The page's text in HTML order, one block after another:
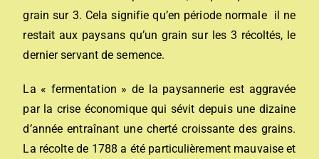
grain sur 3. Cela signifie qu’en période normale il ne
restait aux paysans qu’un grain sur les 3 récoltés, le
dernier servant de semence.
La « fermentation » de la paysannerie est aggravée
par la crise économique qui sévit depuis une dizaine
d’année entraînant une cherté croissante des grains.
La récolte de 1788 a été particulièrement mauvaise et